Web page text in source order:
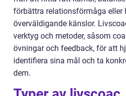
förbättra relationsförmåga eller
överväldigande känslor.
verktyg och metoder, såsom
övningar och feedback, för att
identifiera sina mål och ta
dem.